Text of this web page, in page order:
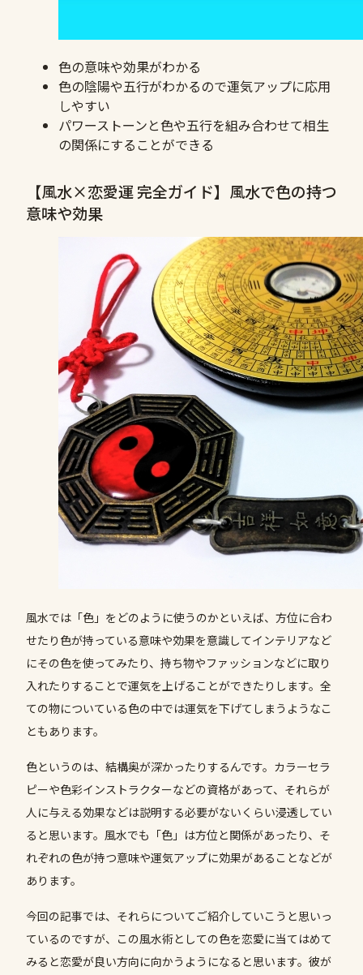
色の意味や効果がわかる
色の陰陽や五行がわかるので運気アップに応用
しやすい
パワーストーンと色や五行を組み合わせて相生
の関係にすることができる
【風水×恋愛運 完全ガイド】風水で色の持つ
意味や効果
風水では「色」をどのように使うのかといえば、方位に合わ
せたり色が持っている意味や効果を意識してインテリアなど
にその色を使ってみたり、持ち物やファッションなどに取り
入れたりすることで運気を上げることができたりします。全
ての物についている色の中では運気を下げてしまうようなこ
ともあります。
色というのは、結構奥が深かったりするんです。カラーセラ
ピーや色彩インストラクターなどの資格があって、それらが
人に与える効果などは説明する必要がないくらい浸透してい
ると思います。風水でも「色」は方位と関係があったり、そ
れぞれの色が持つ意味や運気アップに効果があることなどが
あります。
今回の記事では、それらについてご紹介していこうと思いっ
ているのですが、この風水術としての色を恋愛に当てはめて
みると恋愛が良い方向に向かうようになると思います。彼が